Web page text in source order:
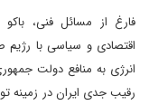
فارغ از مسائل فنی، باکو
اقتصادی و سیاسی با
انرژی به منافع دولت
رقیب جدی ایران در زمینه